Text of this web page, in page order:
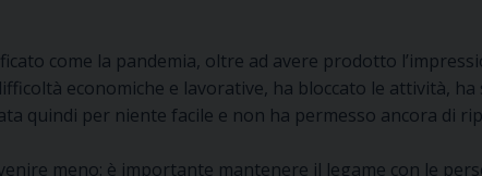
come la pandemia, oltre ad avere prodotto
economiche e lavorative, ha bloccato le attività,
quindi per niente facile e non ha permesso ancora di
meno: è importante mantenere il legame con le